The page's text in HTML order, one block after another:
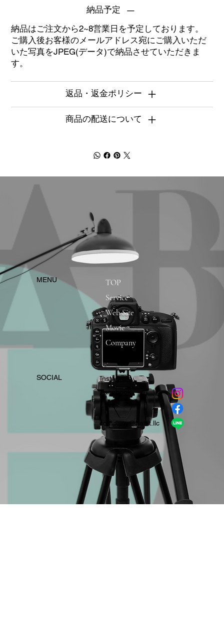
納品予定
納品はご注文から2~8営業日を予定しております。
ご購入後お客様のメールアドレス宛にご購入いただ
いた写真をJPEG(データ)で納品させていただきま
す。
返品・返金ポリシー
商品の配送について
​MENU
TOP
Service
Web Site
Movie
Company
​SOCIAL
Instagram
​Facebook
company＠habit.llc